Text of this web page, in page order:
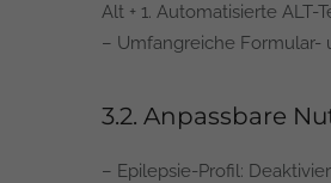
Alt + 1. Automatisierte
– Umfangreiche Formular-
3.2. Anpassbare
– Epilepsie-Profil: